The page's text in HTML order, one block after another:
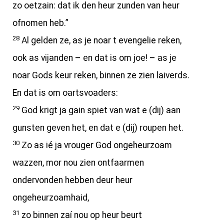
zo oetzain: dat ik den heur zunden van heur
ofnomen heb.”
28 Al gelden ze, as je noar t evengelie reken,
ook as vijanden – en dat is om joe! – as je
noar Gods keur reken, binnen ze zien laiverds.
En dat is om oartsvoaders:
29 God krigt ja gain spiet van wat e (dij) aan
gunsten geven het, en dat e (dij) roupen het.
30 Zo as ié ja vrouger God ongeheurzoam
wazzen, mor nou zien ontfaarmen
ondervonden hebben deur heur
ongeheurzoamhaid,
31 zo binnen zaí nou op heur beurt